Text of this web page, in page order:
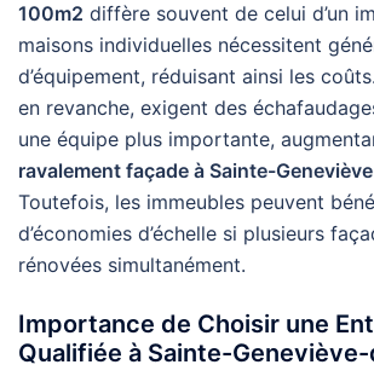
100m2 diffère souvent de celui d’un
maisons individuelles nécessitent
d’équipement, réduisant ainsi les
en revanche, exigent des
une équipe plus importante,
ravalement façade à Sainte-
Toutefois, les immeubles peuvent
d’économies d’échelle si plusieurs
rénovées simultanément.
Importance de Choisir une
Qualifiée à Sainte-